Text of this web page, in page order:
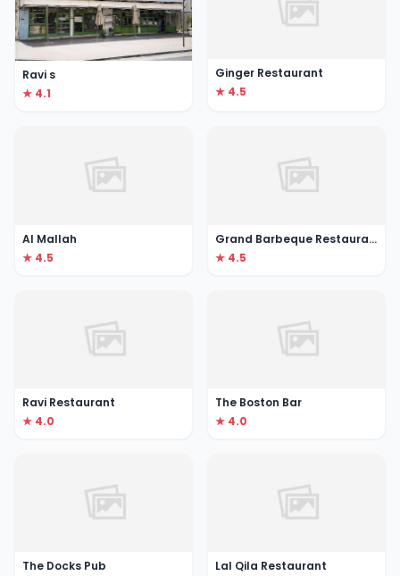
Ravi s
★ 4.1
Ginger Restaurant
★ 4.5
Al Mallah
★ 4.5
Grand Barbeque Restaurant
★ 4.5
Ravi Restaurant
★ 4.0
The Boston Bar
★ 4.0
The Docks Pub
Lal Qila Restaurant